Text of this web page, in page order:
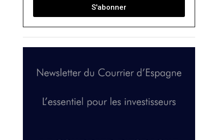
S'abonner